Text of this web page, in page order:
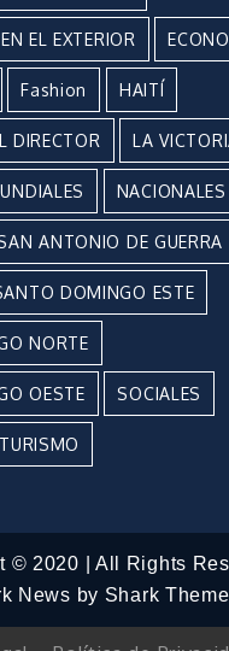
EL EXTERIOR
Fashion HAITÍ
DIRECTOR LA
NACIONALES
ANTONIO DE GUERRA
DOMINGO ESTE
NORTE
OESTE SOCIALES
TURISMO
© 2020 | All Rights
News by Shark